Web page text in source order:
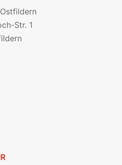
Str. 1